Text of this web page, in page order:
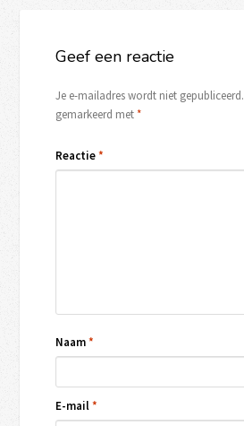
Geef een reactie
Je e-mailadres wordt niet gepubliceerd.
gemarkeerd met*
Reactie*
Naam*
E-mail*